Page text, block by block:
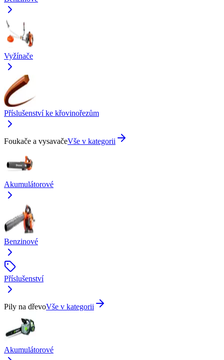
Vyžínače
Příslušenství ke křovinořezům
Foukače a vysavačeVše v kategorii
Akumulátorové
Benzinové
Příslušenství
Pily na dřevoVše v kategorii
Akumulátorové